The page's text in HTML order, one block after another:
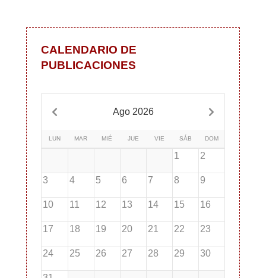
CALENDARIO DE
PUBLICACIONES
Ago 2026
LUN MAR MIÉ JUE VIE SÁB DOM
1 2
3 4 5 6 7 8 9
10 11 12 13 14 15 16
17 18 19 20 21 22 23
24 25 26 27 28 29 30